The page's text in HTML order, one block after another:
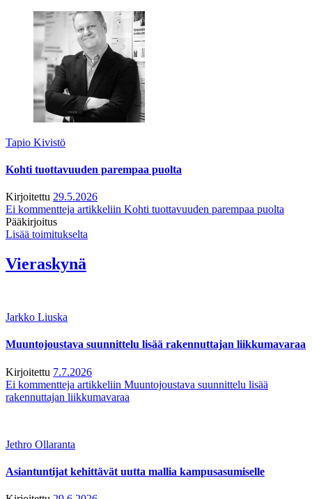
Tapio Kivistö
Kohti tuottavuuden parempaa puolta
Kirjoitettu 29.5.2026
Ei kommentteja artikkeliin Kohti tuottavuuden parempaa puolta
Pääkirjoitus
Lisää toimitukselta
Vieraskynä
Jarkko Liuska
Muuntojoustava suunnittelu lisää rakennuttajan liikkumavaraa
Kirjoitettu 7.7.2026
Ei kommentteja artikkeliin Muuntojoustava suunnittelu lisää
rakennuttajan liikkumavaraa
Jethro Ollaranta
Asiantuntijat kehittävät uutta mallia kampusasumiselle